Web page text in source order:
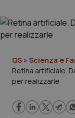
Governo e
Regioni e Asl
QS » Scienza e
Retina artificiale.
per realizzarle